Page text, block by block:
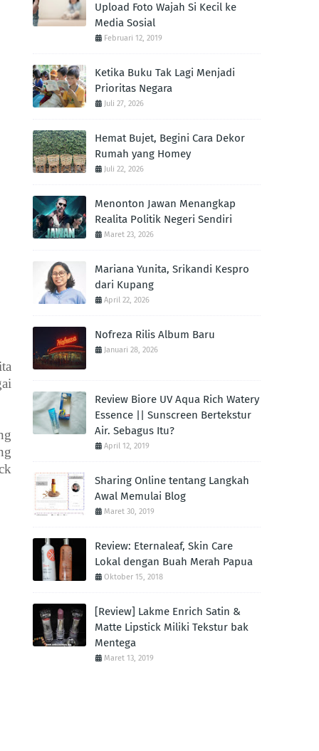
Upload Foto Wajah Si Kecil ke
Media Sosial
Februari 12, 2019
Ketika Buku Tak Lagi Menjadi
Prioritas Negara
Juli 27, 2026
Hemat Bujet, Begini Cara Dekor
Rumah yang Homey
Juli 22, 2026
Menonton Jawan Menangkap
Realita Politik Negeri Sendiri
Maret 23, 2026
Mariana Yunita, Srikandi Kespro
dari Kupang
April 22, 2026
Nofreza Rilis Album Baru
Januari 28, 2026
Review Biore UV Aqua Rich Watery
Essence || Sunscreen Bertekstur
Air. Sebagus Itu?
April 12, 2019
Sharing Online tentang Langkah
Awal Memulai Blog
Maret 30, 2019
Review: Eternaleaf, Skin Care
Lokal dengan Buah Merah Papua
Oktober 15, 2018
[Review] Lakme Enrich Satin &
Matte Lipstick Miliki Tekstur bak
Mentega
Maret 13, 2019